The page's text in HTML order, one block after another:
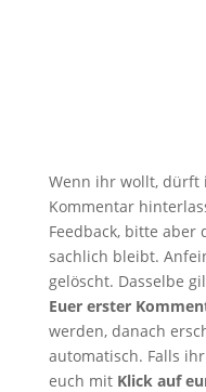
Wenn ihr wollt, dürft
Kommentar
Feedback, bitte aber
sachlich bleibt.
gelöscht. Dasselbe
Euer erster
werden, danach
automatisch. Falls
euch mit Klick auf